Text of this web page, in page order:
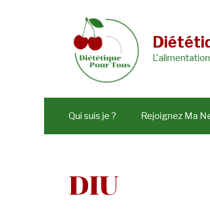
Qui suis je ? Rejoignez Ma
DIU